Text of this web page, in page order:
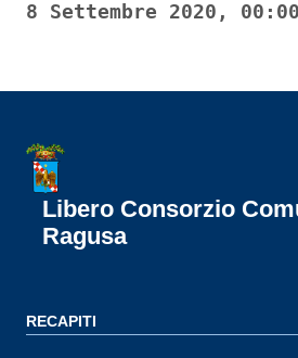
8 Settembre 2020, 00:00
Libero Consorzio
Ragusa
RECAPITI